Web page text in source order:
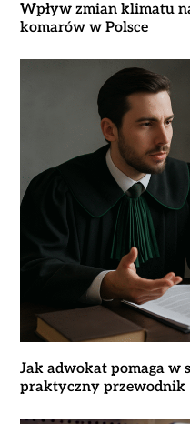
Wpływ zmian klimatu
komarów w Polsce
Jak adwokat pomaga w
praktyczny przewodnik